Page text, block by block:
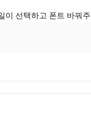
선택하고 폰트 바꿔